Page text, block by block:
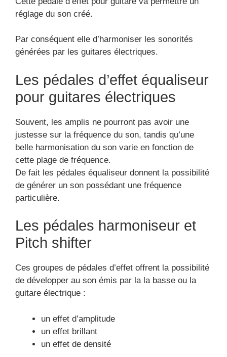
réglage du son créé.
Par conséquent elle d’harmoniser les sonorités
générées par les guitares électriques.
Les pédales d’effet équaliseur
pour guitares électriques
Souvent, les amplis ne pourront pas avoir une
justesse sur la fréquence du son, tandis qu’une
belle harmonisation du son varie en fonction de
cette plage de fréquence.
De fait les pédales équaliseur donnent la possibilité
de générer un son possédant une fréquence
particulière.
Les pédales harmoniseur et
Pitch shifter
Ces groupes de pédales d’effet offrent la possibilité
de développer au son émis par la la basse ou la
guitare électrique :
un effet d’amplitude
un effet brillant
un effet de densité